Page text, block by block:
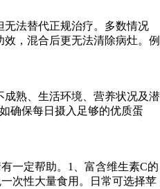
法替代正规治疗。多数情况
，混合后更无法清除病灶。例
熟、生活环境、营养状况及潜
确保每日摄入足够的优质蛋
一定帮助。1、富含维生素C的
次性大量食用。日常可选择苹